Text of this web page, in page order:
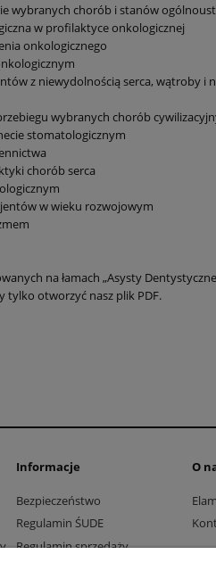
wybranych chorób i stanów
w profilaktyce onkologicznej
onkologicznego
z niewydolnością serca, wątroby
wybranych chorób
stomatologicznym
chorób serca
w wieku rozwojowym
na łamach „Asysty
tylko otworzyć nasz plik PDF.
Informacje
Bezpieczeństwo
Regulamin ŚUDE
Regulamin sprzedaży
O